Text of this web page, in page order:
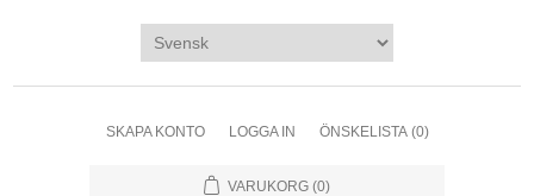
SKAPA KONTO LOGGA IN ÖNSKELISTA (0)
VARUKORG (0)